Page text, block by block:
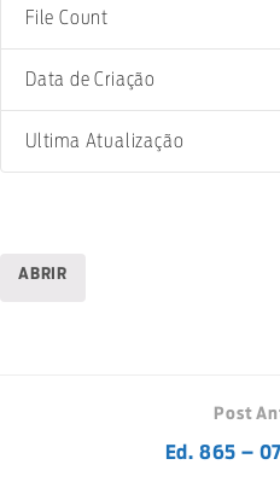
File Count
Data de Criação
Ultima Atualização
ABRIR
Post
Ed. 865 –